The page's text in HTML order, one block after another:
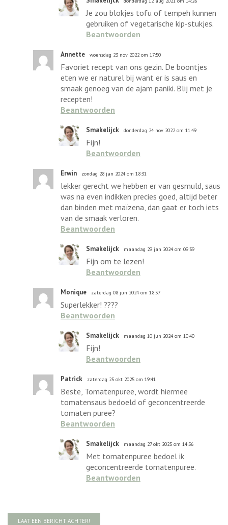
Je zou blokjes tofu of tempeh kunnen
gebruiken of vegetarische kip-stukjes.
Beantwoorden
Annette woensdag 23 nov 2022 om 17:50
Favoriet recept van ons gezin. De boontjes
eten we er naturel bij want er is saus en
smaak genoeg van de ajam paniki. Blij met je
recepten!
Beantwoorden
Smakelijck donderdag 24 nov 2022 om 11:49
Fijn!
Beantwoorden
Erwin zondag 28 jan 2024 om 18:31
lekker gerecht we hebben er van gesmuld, saus
was na even indikken precies goed, altijd beter
dan binden met maïzena, dan gaat er toch iets
van de smaak verloren.
Beantwoorden
Smakelijck maandag 29 jan 2024 om 09:39
Fijn om te lezen!
Beantwoorden
Monique zaterdag 08 jun 2024 om 18:57
Superlekker! ????
Beantwoorden
Smakelijck maandag 10 jun 2024 om 10:40
Fijn!
Beantwoorden
Patrick zaterdag 25 okt 2025 om 19:41
Beste, Tomatenpuree, wordt hiermee
tomatensaus bedoeld of geconcentreerde
tomaten puree?
Beantwoorden
Smakelijck maandag 27 okt 2025 om 14:56
Met tomatenpuree bedoel ik
geconcentreerde tomatenpuree.
Beantwoorden
LAAT EEN BERICHT ACHTER!